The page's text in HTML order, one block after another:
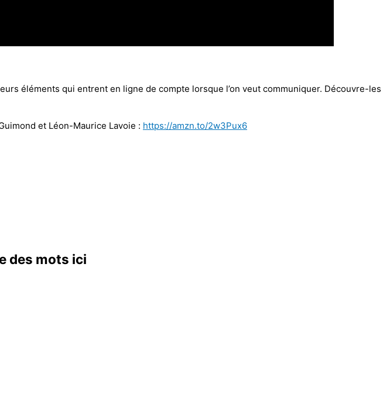
éléments qui entrent en ligne de compte lorsque l’on veut communiquer. Découvre-les
et Léon-Maurice Lavoie : https://amzn.to/2w3Pux6
des mots ici